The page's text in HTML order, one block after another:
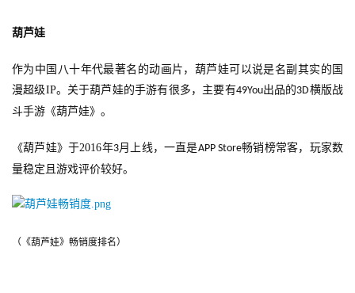
2
第
十
三
金
茶
葫芦娃
作为中国八十年代最著名的动画片，葫芦娃可以说是名副其实的国
漫超级IP。关于葫芦娃的手游有很多，主要有49You出品的3D横版战
斗手游《葫芦娃》。
《葫芦娃》于2016年3月上线，一直是APP Store畅销榜常客，玩家数
量稳定且游戏评价较好。
（《葫芦娃》畅销度排名）